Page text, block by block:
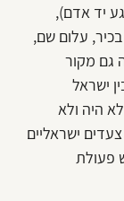
יד אדם),
עלום שם,
גם מקור
ישראל
היה ולא
ישראליים
פעולת